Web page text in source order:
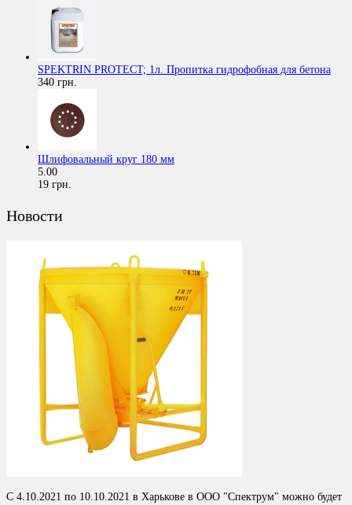
SPEKTRIN PROTECT; 1л. Пропитка гидрофобная для бетона
340 грн.
Шлифовальный круг 180 мм
5.00
19 грн.
Новости
С 4.10.2021 по 10.10.2021 в Харькове в ООО "Спектрум" можно будет